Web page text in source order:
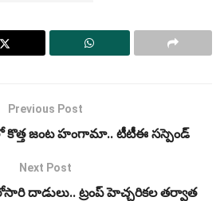
Previous Post
కొత్త జంట హంగామా.. టీటీఈ సస్పెండ్‌
Next Post
దాడులు.. ట్రంప్‌ హెచ్చరికల తర్వాత